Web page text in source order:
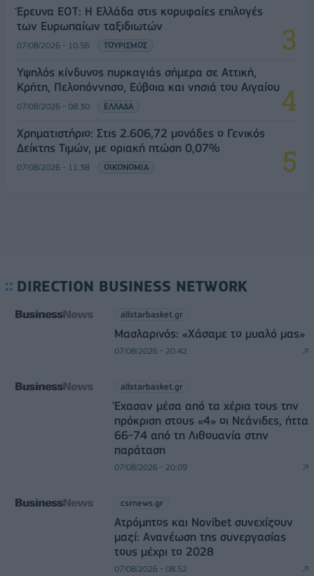
Έρευνα ΕΟΤ: Η Ελλάδα στις κορυφαίες επιλογές
των Ευρωπαίων ταξιδιωτών
07/08/2026 - 10:56 ΤΟΥΡΙΣΜΟΣ
Υψηλός κίνδυνος πυρκαγιάς σήμερα σε Αττική,
Κρήτη, Πελοπόννησο, Εύβοια και νησιά του Αιγαίου
07/08/2026 - 08:30 ΕΛΛΑΔΑ
Χρηματιστήριο: Στις 2.606,72 μονάδες ο Γενικός
Δείκτης Τιμών, με οριακή πτώση 0,07%
07/08/2026 - 11:38 ΟΙΚΟΝΟΜΙΑ
DIRECTION BUSINESS NETWORK
allstarbasket.gr
Μασλαρινός: «Χάσαμε το μυαλό μας»
07/08/2026 - 20:42
allstarbasket.gr
Έχασαν μέσα από τα χέρια τους την
πρόκριση στους «4» οι Νεάνιδες, ήττα
66-74 από τη Λιθουανία στην
παράταση
07/08/2026 - 20:09
csrnews.gr
Ατρόμητος και Novibet συνεχίζουν
μαζί: Ανανέωση της συνεργασίας
τους μέχρι το 2028
07/08/2026 - 08:52